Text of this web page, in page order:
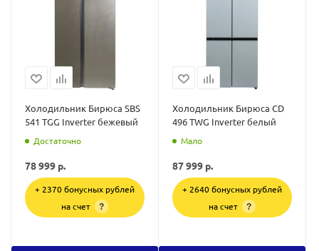
Холодильник Бирюса SBS
541 TGG Inverter бежевый
Достаточно
78 999 р.
+ 2370 бонусных рублей
на счет
?
Холодильник Бирюса CD
496 TWG Inverter белый
Мало
87 999 р.
+ 2640 бонусных рублей
на счет
?